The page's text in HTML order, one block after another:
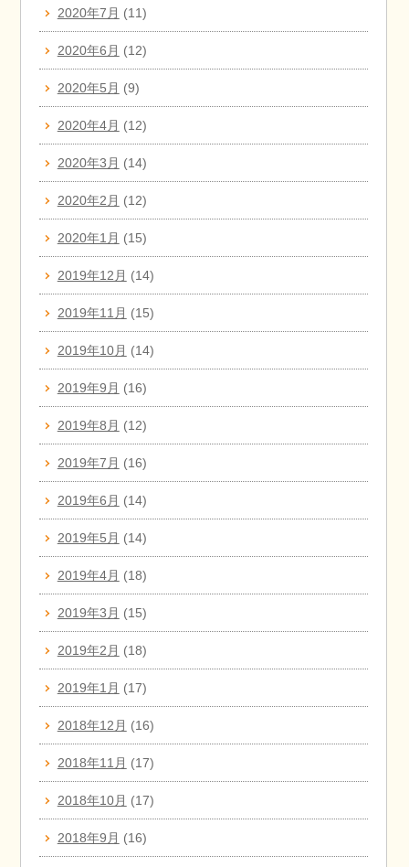
2020年7月 (11)
2020年6月 (12)
2020年5月 (9)
2020年4月 (12)
2020年3月 (14)
2020年2月 (12)
2020年1月 (15)
2019年12月 (14)
2019年11月 (15)
2019年10月 (14)
2019年9月 (16)
2019年8月 (12)
2019年7月 (16)
2019年6月 (14)
2019年5月 (14)
2019年4月 (18)
2019年3月 (15)
2019年2月 (18)
2019年1月 (17)
2018年12月 (16)
2018年11月 (17)
2018年10月 (17)
2018年9月 (16)